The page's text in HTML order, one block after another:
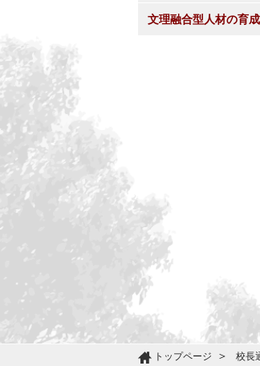
文理融合型人材の育成
トップページ 校長